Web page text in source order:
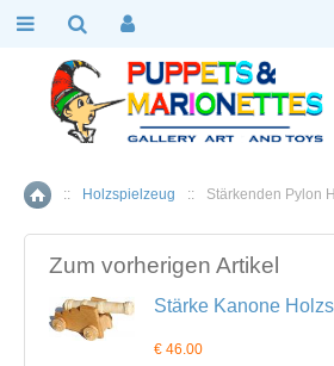
Home
:: Holzspielzeug :: Stärkenden Pylon
Zum vorherigen Artikel
Stärke Kanone
€ 46.00